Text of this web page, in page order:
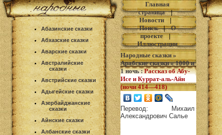
Абазинские сказки
Абхазские сказки
Аварские сказки
Австралийские
сказки
Австрийские сказки
Адыгейские сказки
Азербайджанские
сказки
Айнские сказки
Албанские сказки
Главная
страница|
Новости|
Поиск|О
проекте|
Иллюстрации
Народные сказки »
Арабские сказки»1000 и
1 ночь: Рассказ об Абу-
Исе и Куррат-аль-Айн
(ночи 414—418)
Перевод: Михаил
Александрович Салье